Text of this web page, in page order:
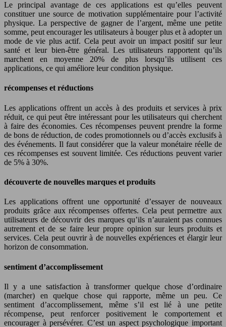
Le principal avantage de ces applications est qu’elles peuvent
constituer une source de motivation supplémentaire pour l’activité
physique. La perspective de gagner de l’argent, même une petite
somme, peut encourager les utilisateurs à bouger plus et à adopter un
mode de vie plus actif. Cela peut avoir un impact positif sur leur
santé et leur bien-être général. Les utilisateurs rapportent qu’ils
marchent en moyenne 20% de plus lorsqu’ils utilisent ces
applications, ce qui améliore leur condition physique.
récompenses et réductions
Les applications offrent un accès à des produits et services à prix
réduit, ce qui peut être intéressant pour les utilisateurs qui cherchent
à faire des économies. Ces récompenses peuvent prendre la forme
de bons de réduction, de codes promotionnels ou d’accès exclusifs à
des événements. Il faut considérer que la valeur monétaire réelle de
ces récompenses est souvent limitée. Ces réductions peuvent varier
de 5% à 30%.
découverte de nouvelles marques et produits
Les applications offrent une opportunité d’essayer de nouveaux
produits grâce aux récompenses offertes. Cela peut permettre aux
utilisateurs de découvrir des marques qu’ils n’auraient pas connues
autrement et de se faire leur propre opinion sur leurs produits et
services. Cela peut ouvrir à de nouvelles expériences et élargir leur
horizon de consommation.
sentiment d’accomplissement
Il y a une satisfaction à transformer quelque chose d’ordinaire
(marcher) en quelque chose qui rapporte, même un peu. Ce
sentiment d’accomplissement, même s’il est lié à une petite
récompense, peut renforcer positivement le comportement et
encourager à persévérer. C’est un aspect psychologique important